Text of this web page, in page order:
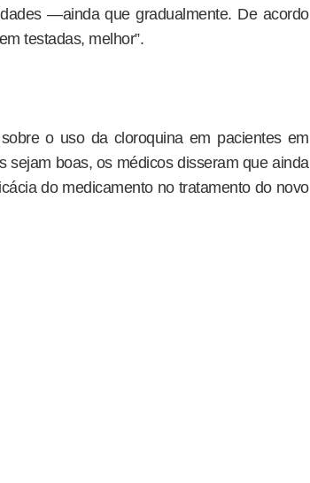
—ainda que gradualmente. De acordo
testadas, melhor”.
o uso da cloroquina em pacientes em
sejam boas, os médicos disseram que ainda
do medicamento no tratamento do novo